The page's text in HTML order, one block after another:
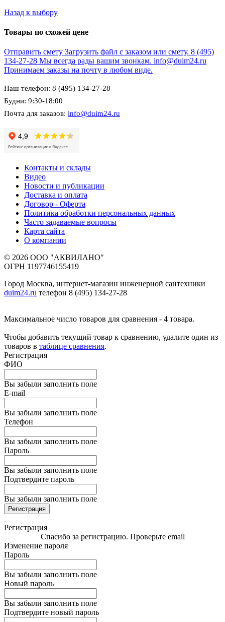
Назад к выбору
Товары по схожей цене
Отправить смету Загрузить файл с заказом или смету. 8 (495)
134-27-28 Мы всегда рады вашим звонкам. info@duim24.ru
Принимаем заказы на почту в любом виде.
Наш телефон: 8 (495) 134-27-28
Будни: 9:30-18:00
Почта для заказов: info@duim24.ru
Контакты и склады
Видео
Новости и публикации
Доставка и оплата
Договор - Оферта
Политика обработки персональных данных
Часто задаваемые вопросы
Карта сайта
О компании
© 2026 ООО "АКВИЛАНО"
ОГРН 1197746155419
Город Москва, интернет-магазин инженерной сантехники
duim24.ru телефон 8 (495) 134-27-28
Максимальное число товаров для сравнения - 4 товара.
Чтобы добавить текущий товар к сравнению, удалите один из
товаров в таблице сравнения.
Регистрация
ФИО
Вы забыли заполнить поле
E-mail
Вы забыли заполнить поле
Телефон
Вы забыли заполнить поле
Пароль
Вы забыли заполнить поле
Подтвердите пароль
Вы забыли заполнить поле
Регистрация
Регистрация
Спасибо за регистрацию. Проверьте email
Изменение пароля
Пароль
Вы забыли заполнить поле
Новый пароль
Вы забыли заполнить поле
Подтвердите новый пароль